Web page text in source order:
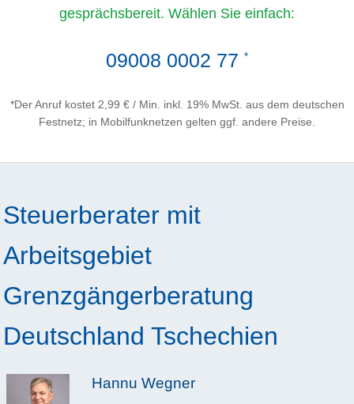
gesprächsbereit. Wählen Sie einfach:
09008 0002 77 *
*Der Anruf kostet 2,99 € / Min. inkl. 19% MwSt. aus dem deutschen
Festnetz; in Mobilfunknetzen gelten ggf. andere Preise.
Steuerberater mit
Arbeitsgebiet
Grenzgängerberatung
Deutschland Tschechien
Hannu Wegner